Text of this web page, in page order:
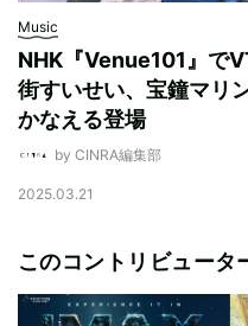
Music
NHK『Venue101』で
街すいせい、宝鐘マリ
かなえる登場
by CINRA編集部
2025.03.21
このコントリビュータ